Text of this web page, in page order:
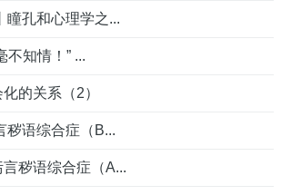
瞳孔和心理学之...
不知情！” ...
的关系（2）
秽语综合症（B...
秽语综合症（A...